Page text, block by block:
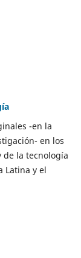
-en la
en los
de la tecnología
Latina y el